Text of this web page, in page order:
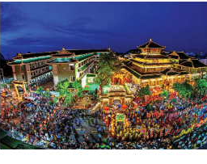
Miếu Bà Chúa Xứ